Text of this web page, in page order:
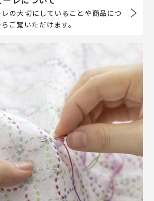
の大切にしていることや商品につ
ご覧いただけます。